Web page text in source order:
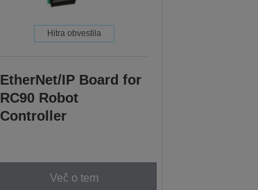
Hitra obvestila
EtherNet/IP Board for
RC90 Robot
Controller
Več o tem